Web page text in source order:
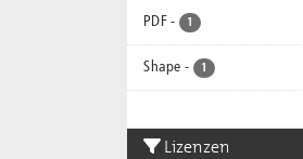
PDF - 1
Shape - 1
Lizenzen